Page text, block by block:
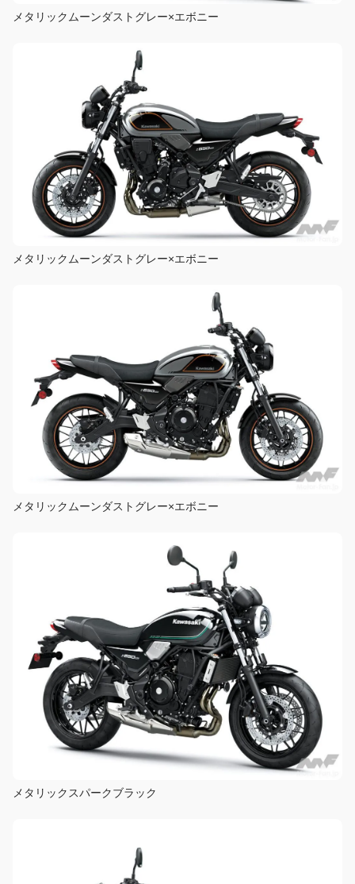
メタリックムーンダストグレー×エボニー
メタリックムーンダストグレー×エボニー
メタリックムーンダストグレー×エボニー
メタリックスパークブラック